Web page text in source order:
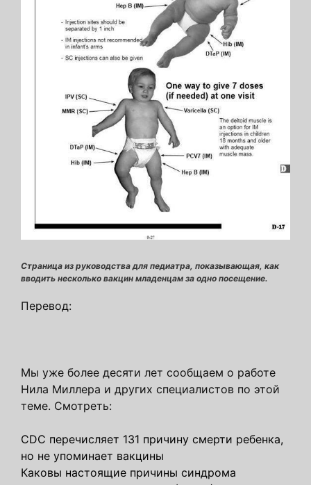
Страница из руководства для педиатра, показывающая, как
вводить несколько вакцин младенцам за одно посещение.
Перевод:
Мы уже более десяти лет сообщаем о работе
Нила Миллера и других специалистов по этой
теме. Cмотреть:
CDC перечисляет 131 причину смерти ребенка,
но не упоминает вакцины
Каковы настоящие причины синдрома